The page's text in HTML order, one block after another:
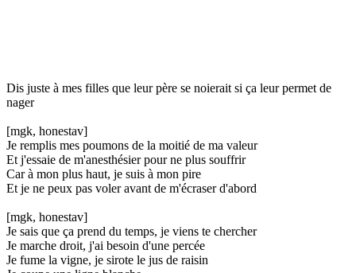
Dis juste à mes filles que leur père se noierait si ça leur permet de
nager
[mgk, honestav]
Je remplis mes poumons de la moitié de ma valeur
Et j'essaie de m'anesthésier pour ne plus souffrir
Car à mon plus haut, je suis à mon pire
Et je ne peux pas voler avant de m'écraser d'abord
[mgk, honestav]
Je sais que ça prend du temps, je viens te chercher
Je marche droit, j'ai besoin d'une percée
Je fume la vigne, je sirote le jus de raisin